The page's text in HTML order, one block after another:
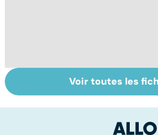
Tout savoir sur
les infections
Voir toutes les